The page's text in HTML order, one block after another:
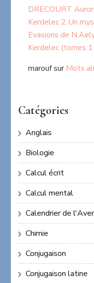
DRECOURT
Kerdelec 2 Un
Evasions de
Kerdelec (tomes
maroufsurMots
Catégories
Anglais
Biologie
Calcul écrit
Calcul mental
Calendrier de
Chimie
Conjugaison
Conjugaison latine